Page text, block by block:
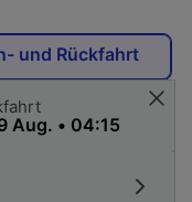
und Rückfahrt